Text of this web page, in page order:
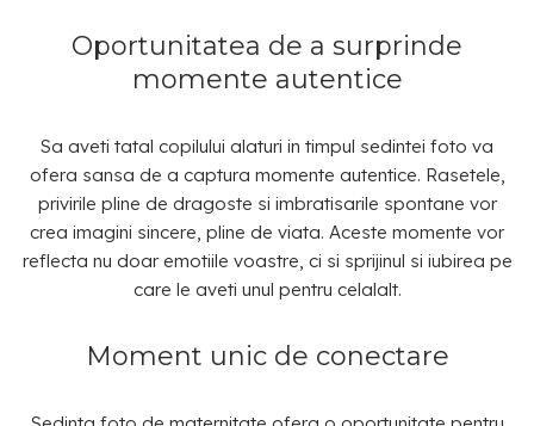
Oportunitatea de a surprinde
momente autentice
Sa aveti tatal copilului alaturi in timpul sedintei foto va
ofera sansa de a captura momente autentice. Rasetele,
privirile pline de dragoste si imbratisarile spontane vor
crea imagini sincere, pline de viata. Aceste momente vor
reflecta nu doar emotiile voastre, ci si sprijinul si iubirea pe
care le aveti unul pentru celalalt.
Moment unic de conectare